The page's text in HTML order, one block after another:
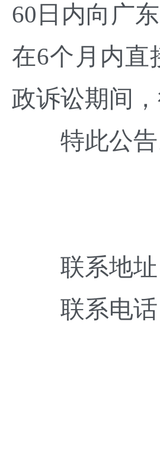
60日内向广
在6个月内直
政诉讼期间
特此公告
联系地址
联系电话